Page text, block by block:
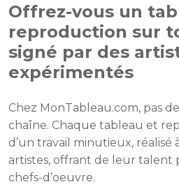
Offrez-vous un
reproduction sur
signé par des
expérimentés
Chez MonTableau.com, pas
chaîne. Chaque tableau et
d’un travail minutieux, réalisé
artistes, offrant de leur talent
chefs-d’oeuvre.